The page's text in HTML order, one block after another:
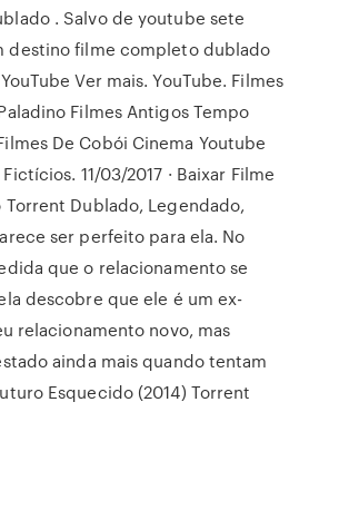
. Salvo de youtube sete
destino filme completo dublado
Ver mais. YouTube. Filmes
Filmes Antigos Tempo
De Cobói Cinema Youtube
11/03/2017 · Baixar Filme
Torrent Dublado, Legendado,
ser perfeito para ela. No
que o relacionamento se
descobre que ele é um ex-
relacionamento novo, mas
ainda mais quando tentam
Esquecido (2014) Torrent